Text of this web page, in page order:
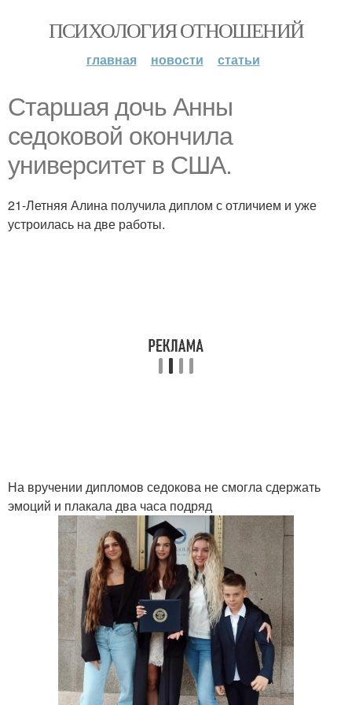
ПСИХОЛОГИЯ ОТНОШЕНИЙ
главная новости статьи
Старшая дочь Анны
седоковой окончила
университет в США.
21-Летняя Алина получила диплом с отличием и уже
устроилась на две работы.
На вручении дипломов седокова не смогла сдержать
эмоций и плакала два часа подряд